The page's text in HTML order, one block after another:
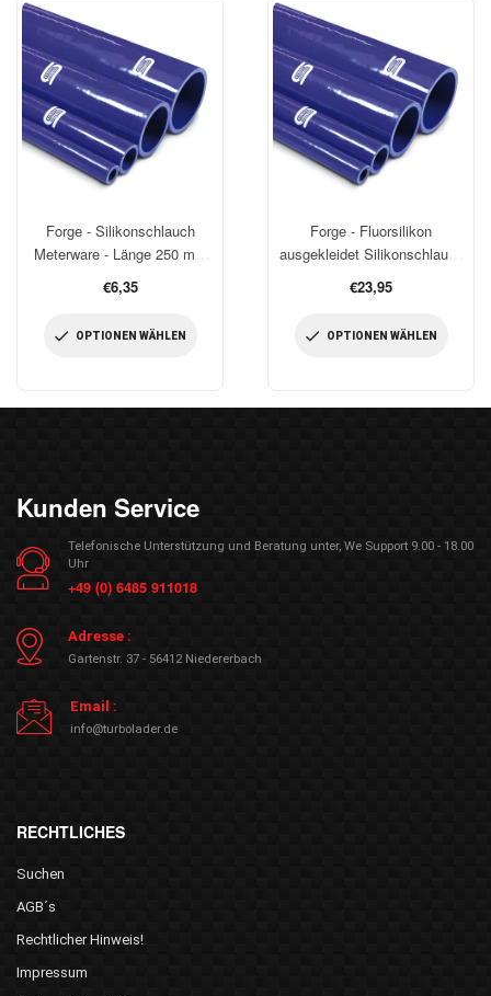
Forge - Silikonschlauch
Meterware - Länge 250 mm
pro bestelltes Stück
€6,35
OPTIONEN WÄHLEN
Forge - Fluorsilikon
ausgekleidet Silikonschlauch
Meterware - Länge 500 mm
pro bestelltes Stück
€23,95
OPTIONEN WÄHLEN
Kunden Service
Telefonische Unterstützung und Beratung unter, We Support 9.00 - 18.00
Uhr
+49 (0) 6485 911018
Adresse :
Gartenstr. 37 - 56412 Niedererbach
Email :
info@turbolader.de
RECHTLICHES
Suchen
AGB´s
Rechtlicher Hinweis!
Impressum